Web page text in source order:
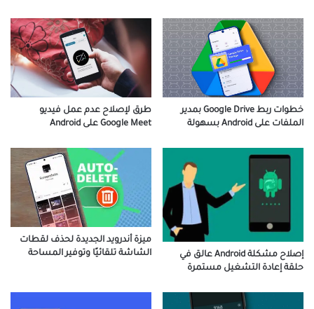
خطوات ربط Google Drive بمدير
الملفات على Android بسهولة
طرق لإصلاح عدم عمل فيديو
Google Meet على Android
إصلاح مشكلة Android عالق في
حلقة إعادة التشغيل مستمرة
ميزة أندرويد الجديدة لحذف لقطات
الشاشة تلقائيًا وتوفير المساحة